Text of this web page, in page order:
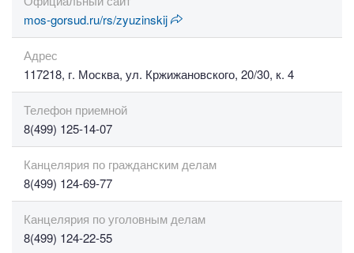
mos-gorsud.ru/rs/zyuzinskij
Адрес
117218, г. Москва, ул. Кржижановского, 20/30, к. 4
Телефон приемной
8(499) 125-14-07
Канцелярия по гражданским делам
8(499) 124-69-77
Канцелярия по уголовным делам
8(499) 124-22-55